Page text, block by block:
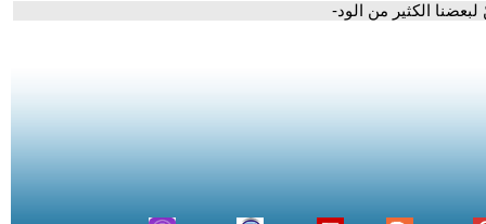
الكثير من الود-